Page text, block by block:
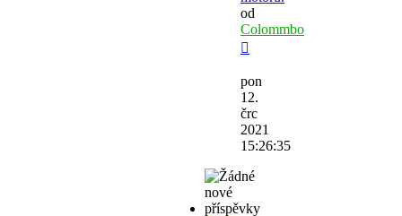
od
Colommbo
poslední
příspěvek
pon
12.
črc
2021
15:26:35